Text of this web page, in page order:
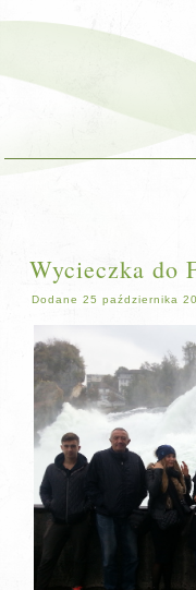
Wycieczka do
Dodane 25 października